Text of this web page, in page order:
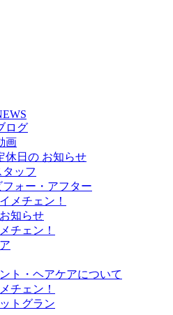
ログ
画
休日の お知らせ
ッフ
ォー・アフター
メチェン！
知らせ
チェン！
ト・ヘアケアについて
チェン！
トグラン